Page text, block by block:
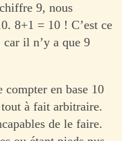
9, nous
8+1 = 10 ! C’est ce
car il n’y a que 9
en base 10
tout à fait arbitraire.
de le faire.